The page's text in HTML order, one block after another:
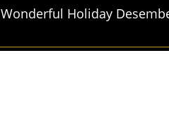
Wonderful Holiday